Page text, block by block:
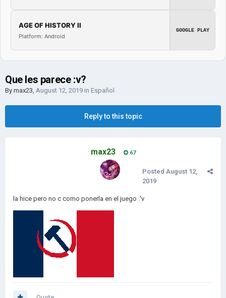
AGE OF HISTORY II
Platform: Android
GOOGLE PLAY
Que les parece :v?
By max23, August 12, 2019 in Español
Reply to this topic
max23 67
Posted August 12,
2019
la hice pero no c como ponerla en el juego :'v